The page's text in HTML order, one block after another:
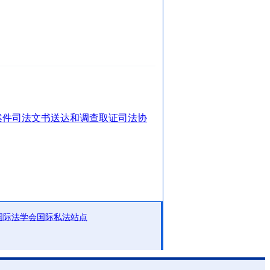
司法文书送达和调查取证司法协
际法学会国际私法站点